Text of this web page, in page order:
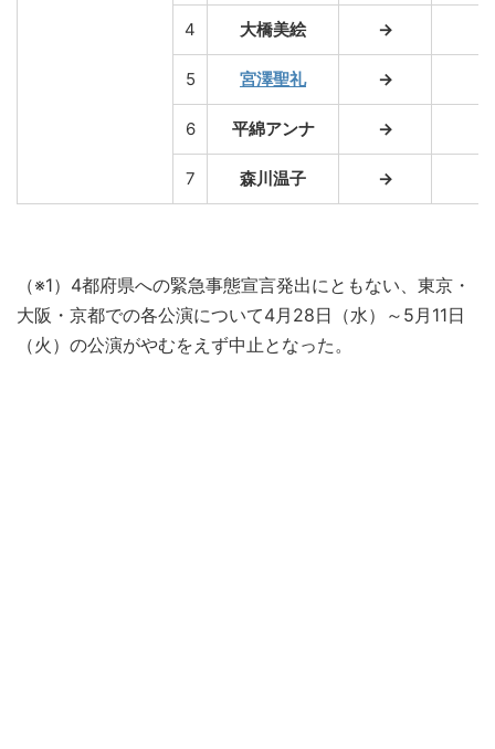
4 大橋美絵 →
5 宮澤聖礼 →
6 平綿アンナ →
7 森川温子 →
（※1）4都府県への緊急事態宣言発出にともない、東京・
大阪・京都での各公演について4月28日（水）～5月11日
（火）の公演がやむをえず中止となった。